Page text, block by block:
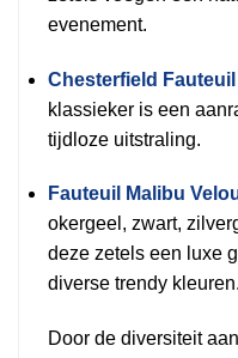
evenement.
Chesterfield
klassieker is een
tijdloze uitstraling.
Fauteuil Malibu
okergeel, zwart,
deze zetels een luxe
diverse trendy kleuren.
Door de diversiteit